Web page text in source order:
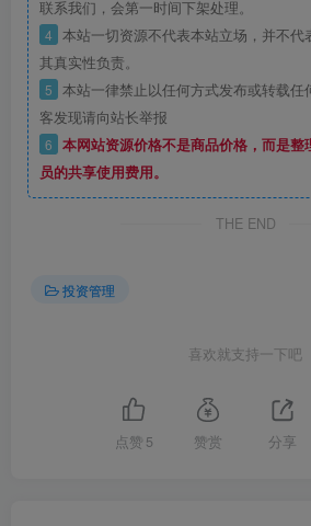
联系我们，会第一时间下架处理。
4 本站一切资源不代表本站立场，并不代
其真实性负责。
5 本站一律禁止以任何方式发布或转载任
客发现请向站长举报
6 本网站资源价格不是商品价格，而是整
员的共享使用费用。
THE END
投资管理
喜欢就支持一下吧
点赞 5 赞赏 分享